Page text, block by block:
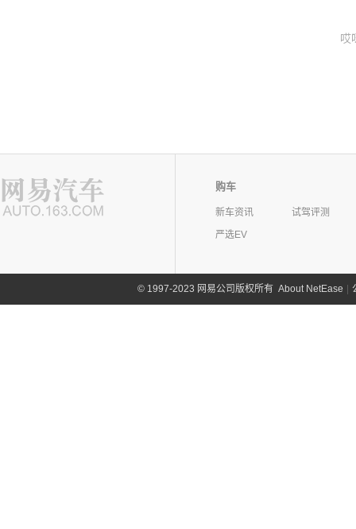
哎
购车
新车资讯
试驾评测
严选EV
©1997-2023 网易公司版权所有 About NetEase